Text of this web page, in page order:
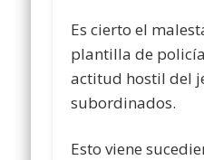
Es cierto el
plantilla de
actitud hostil del
subordinados.
Esto viene